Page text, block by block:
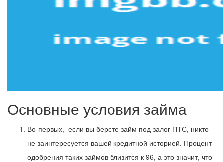
Основные условия займа
Во-первых, если вы берете займ под залог ПТС, никто
не заинтересуется вашей кредитной историей. Процент
одобрения таких займов близится к 96, а это значит, что